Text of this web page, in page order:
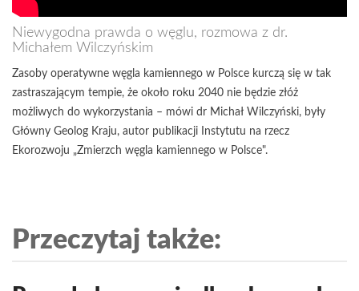
Niewygodna prawda o węglu, rozmowa z dr.
Michałem Wilczyńskim
Zasoby operatywne węgla kamiennego w Polsce kurczą się w tak
zastraszającym tempie, że około roku 2040 nie będzie złóż
możliwych do wykorzystania – mówi dr Michał Wilczyński, były
Główny Geolog Kraju, autor publikacji Instytutu na rzecz
Ekorozwoju „Zmierzch węgla kamiennego w Polsce".
Przeczytaj także: